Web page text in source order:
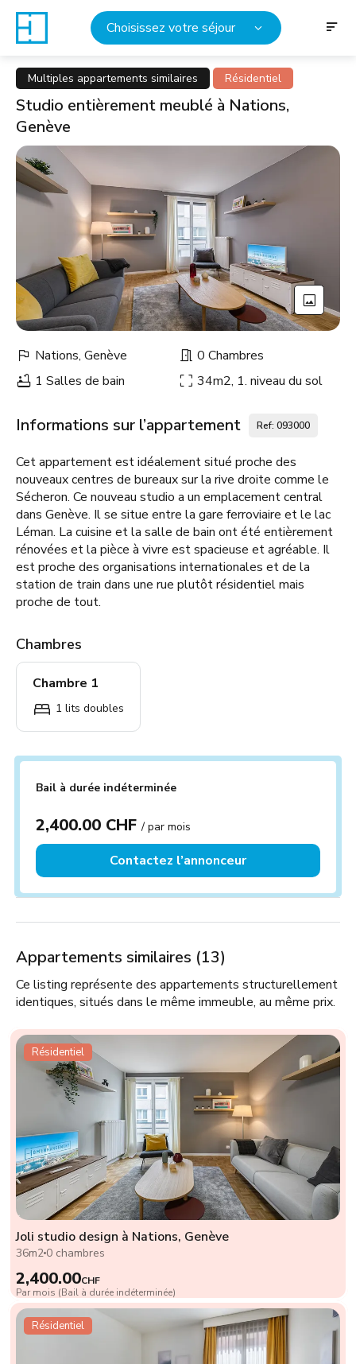
Choisissez votre séjour
Multiples appartements similaires Résidentiel
Studio entièrement meublé à Nations,
Genève
Nations, Genève
0 Chambres
1 Salles de bain
34m2, 1. niveau du sol
Informations sur l’appartement Ref: 093000
Cet appartement est idéalement situé proche des
nouveaux centres de bureaux sur la rive droite comme le
Sécheron. Ce nouveau studio a un emplacement central
dans Genève. Il se situe entre la gare ferroviaire et le lac
Léman. La cuisine et la salle de bain ont été entièrement
rénovées et la pièce à vivre est spacieuse et agréable. Il
est proche des organisations internationales et de la
station de train dans une rue plutôt résidentiel mais
proche de tout.
Chambres
Chambre 1
1 lits doubles
Bail à durée indéterminée
2,400.00 CHF/ par mois
Contactez l’annonceur
Appartements similaires (13)
Ce listing représente des appartements structurellement
identiques, situés dans le même immeuble, au même prix.
Résidentiel
Joli studio design à Nations, Genève
36m2 0 chambres
2,400.00CHF
Par mois (Bail à durée indéterminée)
Résidentiel